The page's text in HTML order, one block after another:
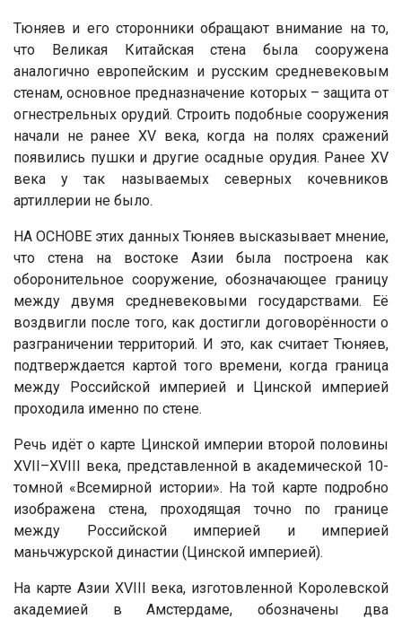
Тюняев и его сторонники обращают внимание на то,
что Великая Китайская стена была сооружена
аналогично европейским и русским средневековым
стенам, основное предназначение которых – защита от
огнестрельных орудий. Строить подобные сооружения
начали не ранее XV века, когда на полях сражений
появились пушки и другие осадные орудия. Ранее XV
века у так называемых северных кочевников
артиллерии не было.
НА ОСНОВЕ этих данных Тюняев высказывает мнение,
что стена на востоке Азии была построена как
оборонительное сооружение, обозначающее границу
между двумя средневековыми государствами. Её
воздвигли после того, как достигли договорённости о
разграничении территорий. И это, как считает Тюняев,
подтверждается картой того времени, когда граница
между Российской империей и Цинской империей
проходила именно по стене.
Речь идёт о карте Цинской империи второй половины
XVII–XVIII века, представленной в академической 10-
томной «Всемирной истории». На той карте подробно
изображена стена, проходящая точно по границе
между Российской империей и империей
маньчжурской династии (Цинской империей).
На карте Азии XVIII века, изготовленной Королевской
академией в Амстердаме, обозначены два